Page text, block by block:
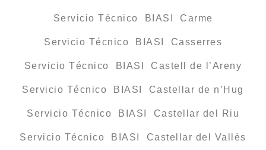
Servicio Técnico BIASI Carme
Servicio Técnico BIASI Casserres
Servicio Técnico BIASI Castell de l’Areny
Servicio Técnico BIASI Castellar de n’Hug
Servicio Técnico BIASI Castellar del Riu
Servicio Técnico BIASI Castellar del Vallès